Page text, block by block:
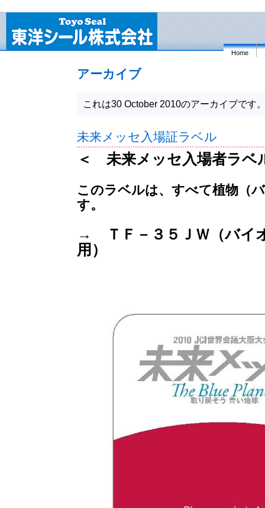
Home
アーカイブ
これは30 October 2010のアーカイブです
未来メッセ入場証ラベル
＜ 未来メッセ入場者ラ
このラベルは、すべて植物（
す。
→ ＴＦ－３５ＪＷ（バイ
用）